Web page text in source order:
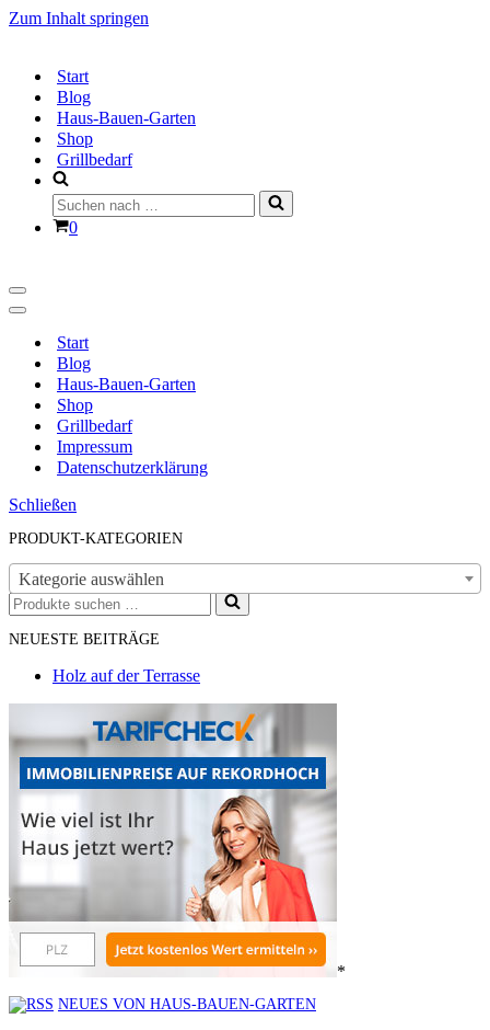
Zum Inhalt springen
Start
Blog
Haus-Bauen-Garten
Shop
Grillbedarf
Suchen
nach …
Warenkorb
0
Navigationsmenü
Navigationsmenü
Start
Blog
Haus-Bauen-Garten
Shop
Grillbedarf
Impressum
Datenschutzerklärung
Schließen
PRODUKT-KATEGORIEN
Kategorie auswählen
Suchen
nach …
NEUESTE BEITRÄGE
Holz auf der Terrasse
*
NEUES VON HAUS-BAUEN-GARTEN